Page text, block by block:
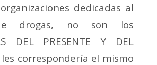
dedicadas al
drogas, no son los
DEL PRESENTE Y DEL
les correspondería el mismo